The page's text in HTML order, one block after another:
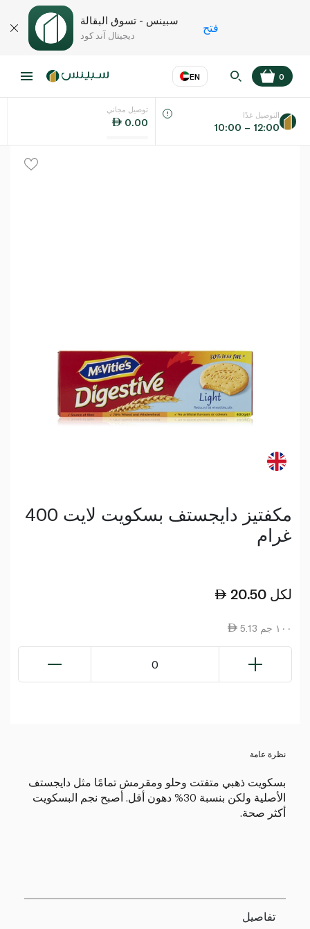
سبينس - تسوق البقالة
ديجيتال آند كود
فتح
EN
اللغة عر
0
توصيل مجاني
0.00
التوصيل غدًا
10:00 – 12:00
مكفتيز دايجستف بسكويت لايت 400
غرام
20.50 لكل
5.13 ١٠٠ جم
0
نظرة عامة
بسكويت ذهبي متفتت وحلو ومقرمش تمامًا مثل دايجستف
الأصلية ولكن بنسبة 30% دهون أقل. أصبح نجم البسكويت
أكثر صحة.
تفاصيل